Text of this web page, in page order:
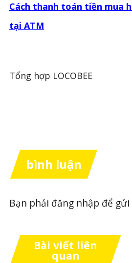
Cách thanh toán tiền mua
tại ATM
Tổng hợp LOCOBEE
bình luận
Bạn phải đăng nhập để
Bài viết liên
quan